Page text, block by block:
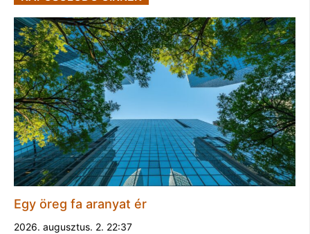
Egy öreg fa aranyat ér
2026. augusztus. 2. 22:37